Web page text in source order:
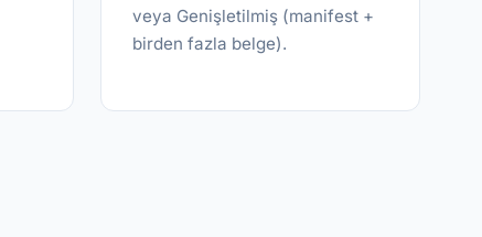
veya Genişletilmiş (manifest +
birden fazla belge).